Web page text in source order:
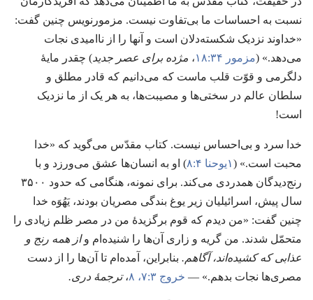
نسبت به احساسات ما بی‌تفاوت نیست.‏ مزمورنویس چنین گفت:‏
«خداوند نزدیک شکسته‌دلان است و آنها را از ناامیدی نجات
می‌دهد.‏» (‏مزمور ۳۴:‏۱۸ ‏،‏ مژده برای عصر جدید‏)‏ چقدر مایهٔ
دلگرمی و قوّت قلب ماست که می‌دانیم که قادر مطلق و
سلطان عالم در سختی‌ها و مصیبت‌ها،‏ به هر یک از ما نزدیک
است!‏
خدا سرد و بی‌احساس نیست.‏ کتاب مقدّس می‌گوید که «خدا
محبت است.‏» (‏۱یوحنا ۴:‏۸
‏)‏ او به انسان‌ها عشق می‌ورزد و با
رنج‌دیدگان همدردی می‌کند.‏ برای نمونه،‏ هنگامی که حدود ۳۵۰۰
سال پیش،‏ اسرائیلیان زیر یوغ بندگی مصریان بودند،‏ یَهُوَه خدا
چنین گفت:‏ «من دیدم که قوم برگزیدهٔ من در مصر ظلم زیادی را
متحمّل شدند.‏ من گریه و زاری آن‌ها را شنیده‌ام واز همه رنج و
عذابی که کشیده‌اند،‏ آگاهم.‏ بنابراین،‏ آمده‌ام تا آن‌ها را از دست
مصری‌ها نجات بدهم.‏» —‏ خروج ۳:‏۷،‏ ۸ ‏،‏ترجمهٔ دری.‏